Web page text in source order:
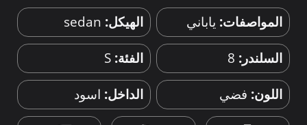
المواصفات: ياباني الهيكل: sedan
السلندر: 8 الفئة: S
اللون: فضي الداخل: اسود